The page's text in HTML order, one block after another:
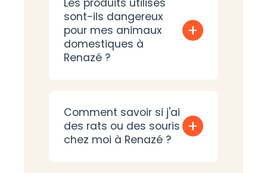
sont-ils dangereux
pour mes animaux
domestiques à
Renazé ?
+
Comment savoir si j'ai
des rats ou des souris
chez moi à Renazé ?
+